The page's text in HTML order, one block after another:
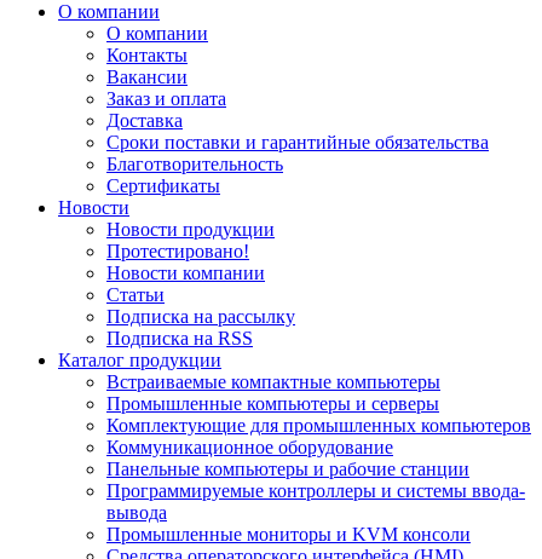
О компании
О компании
Контакты
Вакансии
Заказ и оплата
Доставка
Сроки поставки и гарантийные обязательства
Благотворительность
Сертификаты
Новости
Новости продукции
Протестировано!
Новости компании
Статьи
Подписка на рассылку
Подписка на RSS
Каталог продукции
Встраиваемые компактные компьютеры
Промышленные компьютеры и серверы
Комплектующие для промышленных компьютеров
Коммуникационное оборудование
Панельные компьютеры и рабочие станции
Программируемые контроллеры и системы ввода-
вывода
Промышленные мониторы и KVM консоли